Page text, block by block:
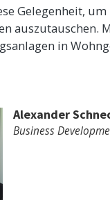
Gelegenheit,
auszutauschen.
in
Alexander
Business